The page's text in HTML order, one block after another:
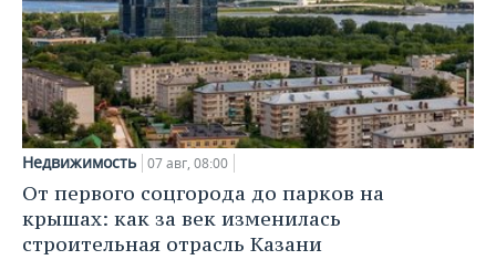
Недвижимость 07 авг, 08:00
От первого соцгорода до парков на
крышах: как за век изменилась
строительная отрасль Казани